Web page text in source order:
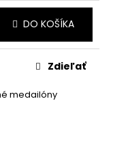
DO KOŠÍKA
medailóny
Zdieľať